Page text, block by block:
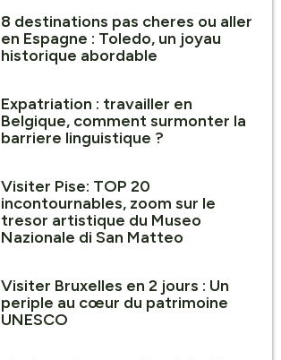
8 destinations pas cheres ou aller
en Espagne : Toledo, un joyau
historique abordable
Expatriation : travailler en
Belgique, comment surmonter la
barriere linguistique ?
Visiter Pise: TOP 20
incontournables, zoom sur le
tresor artistique du Museo
Nazionale di San Matteo
Visiter Bruxelles en 2 jours : Un
periple au cœur du patrimoine
UNESCO